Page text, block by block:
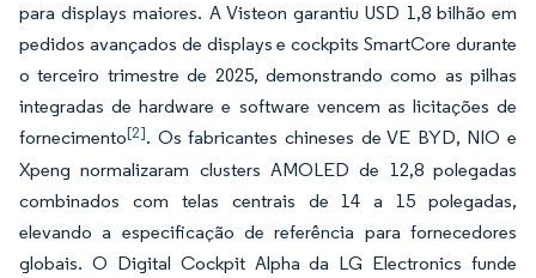
para displays maiores. A Visteon garantiu USD 1,8 bilhão em
pedidos avançados de displays e cockpits SmartCore durante
o terceiro trimestre de 2025, demonstrando como as pilhas
integradas de hardware e software vencem as licitações de
fornecimento[2]. Os fabricantes chineses de VE BYD, NIO e
Xpeng normalizaram clusters AMOLED de 12,8 polegadas
combinados com telas centrais de 14 a 15 polegadas,
elevando a especificação de referência para fornecedores
globais. O Digital Cockpit Alpha da LG Electronics funde